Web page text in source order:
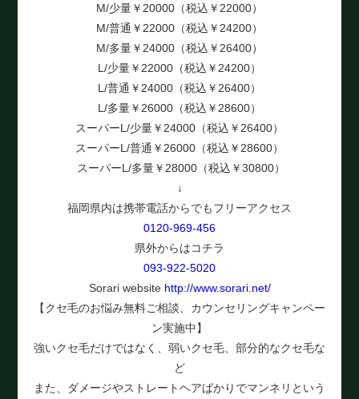
M/少量￥20000（税込￥22000）
M/普通￥22000（税込￥24200）
M/多量￥24000（税込￥26400）
L/少量￥22000（税込￥24200）
L/普通￥24000（税込￥26400）
L/多量￥26000（税込￥28600）
スーパーL/少量￥24000（税込￥26400）
スーパーL/普通￥26000（税込￥28600）
スーパーL/多量￥28000（税込￥30800）
↓
福岡県内は携帯電話からでもフリーアクセス
0120-969-456
県外からはコチラ
093-922-5020
Sorari website http://www.sorari.net/
【クセ毛のお悩み無料ご相談、カウンセリングキャンペー
ン実施中】
強いクセ毛だけではなく、弱いクセ毛、部分的なクセ毛な
ど
また、ダメージやストレートヘアばかりでマンネリという